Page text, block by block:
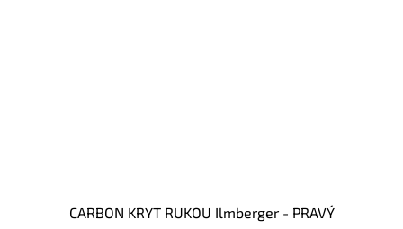
CARBON KRYT RUKOU Ilmberger - PRAVÝ